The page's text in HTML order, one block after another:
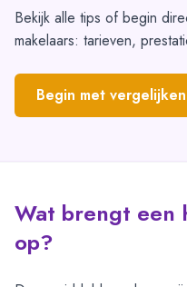
Bekijk alle tips of begin
makelaars: tarieven,
Begin met vergelijken
Wat brengt een
op?